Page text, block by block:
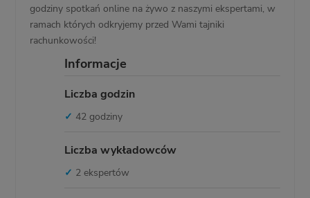
godziny spotkań online na żywo z naszymi ekspertami, w
ramach których odkryjemy przed Wami tajniki
rachunkowości!
Informacje
Liczba godzin
✓ 42 godziny
Liczba wykładowców
✓ 2 ekspertów